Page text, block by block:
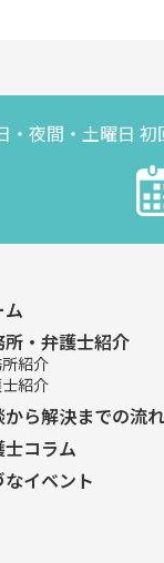
・夜間・土曜日
ム
所・弁護士紹介
紹介
紹介
から解決までの流れ
士コラム
なイベント